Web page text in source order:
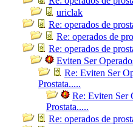
uriclak
Re: operados de
Re: operados de
Re: operados de
Eviten Ser
Re: Eviten Ser
Prostata.....
Re: Eviten Ser
Prostata.....
Re: operados de